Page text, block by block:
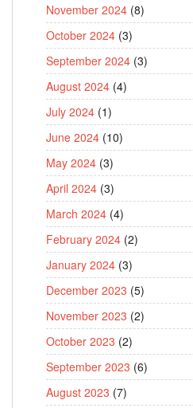
November 2024 (8)
October 2024 (3)
September 2024 (3)
August 2024 (4)
July 2024 (1)
June 2024 (10)
May 2024 (3)
April 2024 (3)
March 2024 (4)
February 2024 (2)
January 2024 (3)
December 2023 (5)
November 2023 (2)
October 2023 (2)
September 2023 (6)
August 2023 (7)